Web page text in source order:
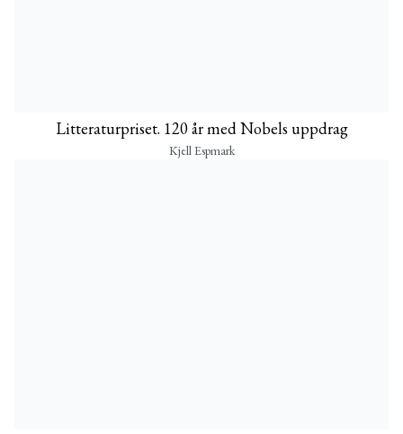
Litteraturpriset. 120 år med Nobels uppdrag
Kjell Espmark